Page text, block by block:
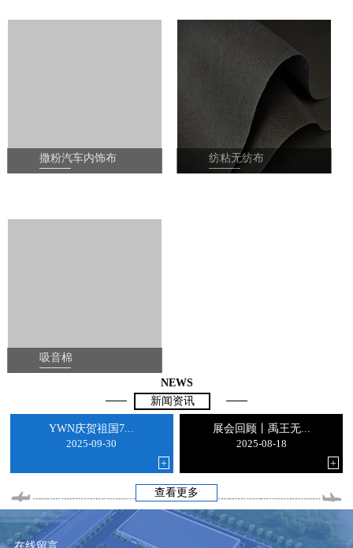
撒粉汽车内饰布 纺粘无纺布
吸音棉
NEWS
新闻资讯
YWN庆贺祖国7...
2025-09-30
+
展会回顾丨禹王无...
2025-08-18
+
查看更多